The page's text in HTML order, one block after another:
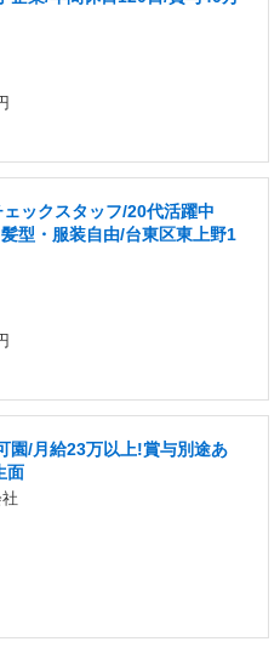
ェックスタッフ/20代活躍中
型・服装自由/台東区東上野1
園/月給23万以上!賞与別途あ
面